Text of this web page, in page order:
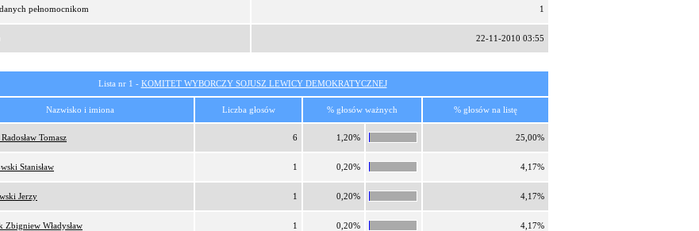
pełnomocnikom 1
22-11-2010 03:55
Lista nr 1 - KOMITET WYBORCZY SOJUSZ LEWICY DEMOKRATYCZNEJ
Nazwisko i imiona Liczba głosów % głosów ważnych % głosów na listę
Tomasz 6 1,20% 25,00%
Stanisław 1 0,20% 4,17%
Jerzy 1 0,20% 4,17%
Zbigniew Władysław 1 0,20% 4,17%